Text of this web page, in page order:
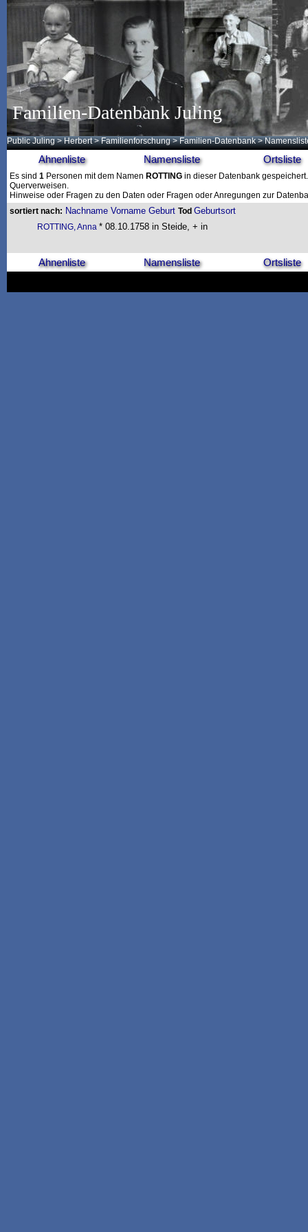
Familien-Datenbank Juling
Public Juling >Herbert >Familienforschung >Familien-Datenbank >
Ahnenliste Namensliste Ortsliste
Es sind 1 Personen mit dem Namen ROTTING in dieser Datenbank
Querverweisen.
Hinweise oder Fragen zu den Daten oder Fragen oder Anregungen zur
sortiert nach: Nachname Vorname Geburt Tod Geburtsort
ROTTING, Anna * 08.10.1758 in Steide, + in
Ahnenliste Namensliste Ortsliste